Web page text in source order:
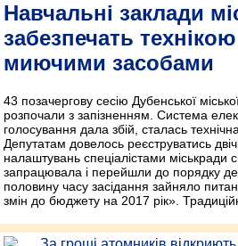
Навчальні заклади
забезпечать
миючими засобами
43 позачергову сесію Дубенської
розпочали з запізненням. Система
голосування дала збій, сталась
Депутатам довелось реєструватись
налаштувань спеціалістами міськради
запрацювала і перейшли до порядку
половину часу засідання зайняло
змін до бюджету на 2017 рік».